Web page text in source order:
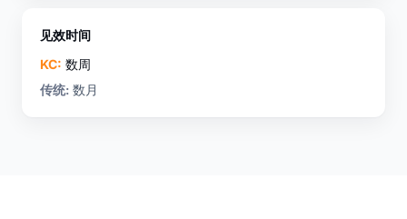
见效时间
KC: 数周
传统: 数月